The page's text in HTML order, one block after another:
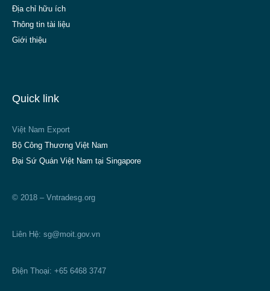
Địa chỉ hữu ích
Thông tin tài liệu
Giới thiệu
Quick link
Việt Nam Export
Bộ Công Thương Việt Nam
Đại Sứ Quán Việt Nam tại Singapore
© 2018 – Vntradesg.org
Liên Hệ: sg@moit.gov.vn
Điện Thoại: +65 6468 3747